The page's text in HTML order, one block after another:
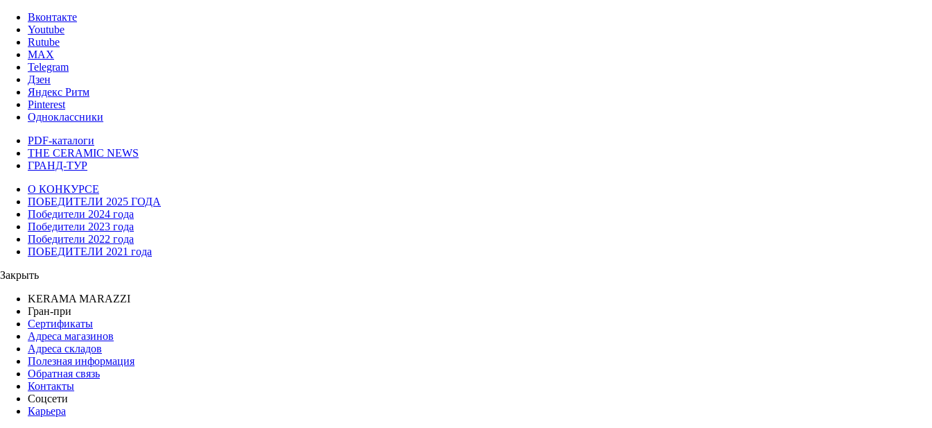
Вконтакте
Youtube
Rutube
MAX
Telegram
Дзен
Яндекс Ритм
Pinterest
Одноклассники
PDF-каталоги
THE CERAMIC NEWS
ГРАНД-ТУР
О КОНКУРСЕ
ПОБЕДИТЕЛИ 2025 ГОДА
Победители 2024 года
Победители 2023 года
Победители 2022 года
ПОБЕДИТЕЛИ 2021 года
Закрыть
KERAMA MARAZZI
Гран-при
Сертификаты
Адреса магазинов
Адреса складов
Полезная информация
Обратная связь
Контакты
Соцсети
Карьера